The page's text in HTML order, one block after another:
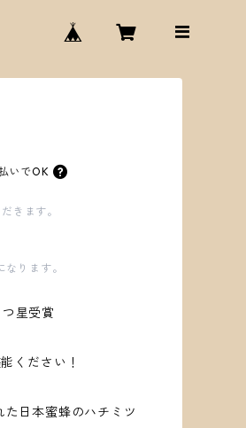
いでOK
きます。
ります。
星受賞
ください！
日本蜜蜂のハチミツ